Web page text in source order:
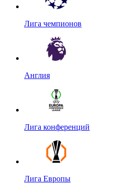
Лига чемпионов
Англия
Лига конференций
Лига Европы